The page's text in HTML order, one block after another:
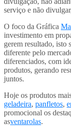
serviço e não
O foco da Gráfica
investimento em
gerem resultado, isto
diferente pelo
diferenciados, com
produtos, gerando
juntos.
Hoje os produtos
geladeira, panfletos,
promocional os
asventarolas.